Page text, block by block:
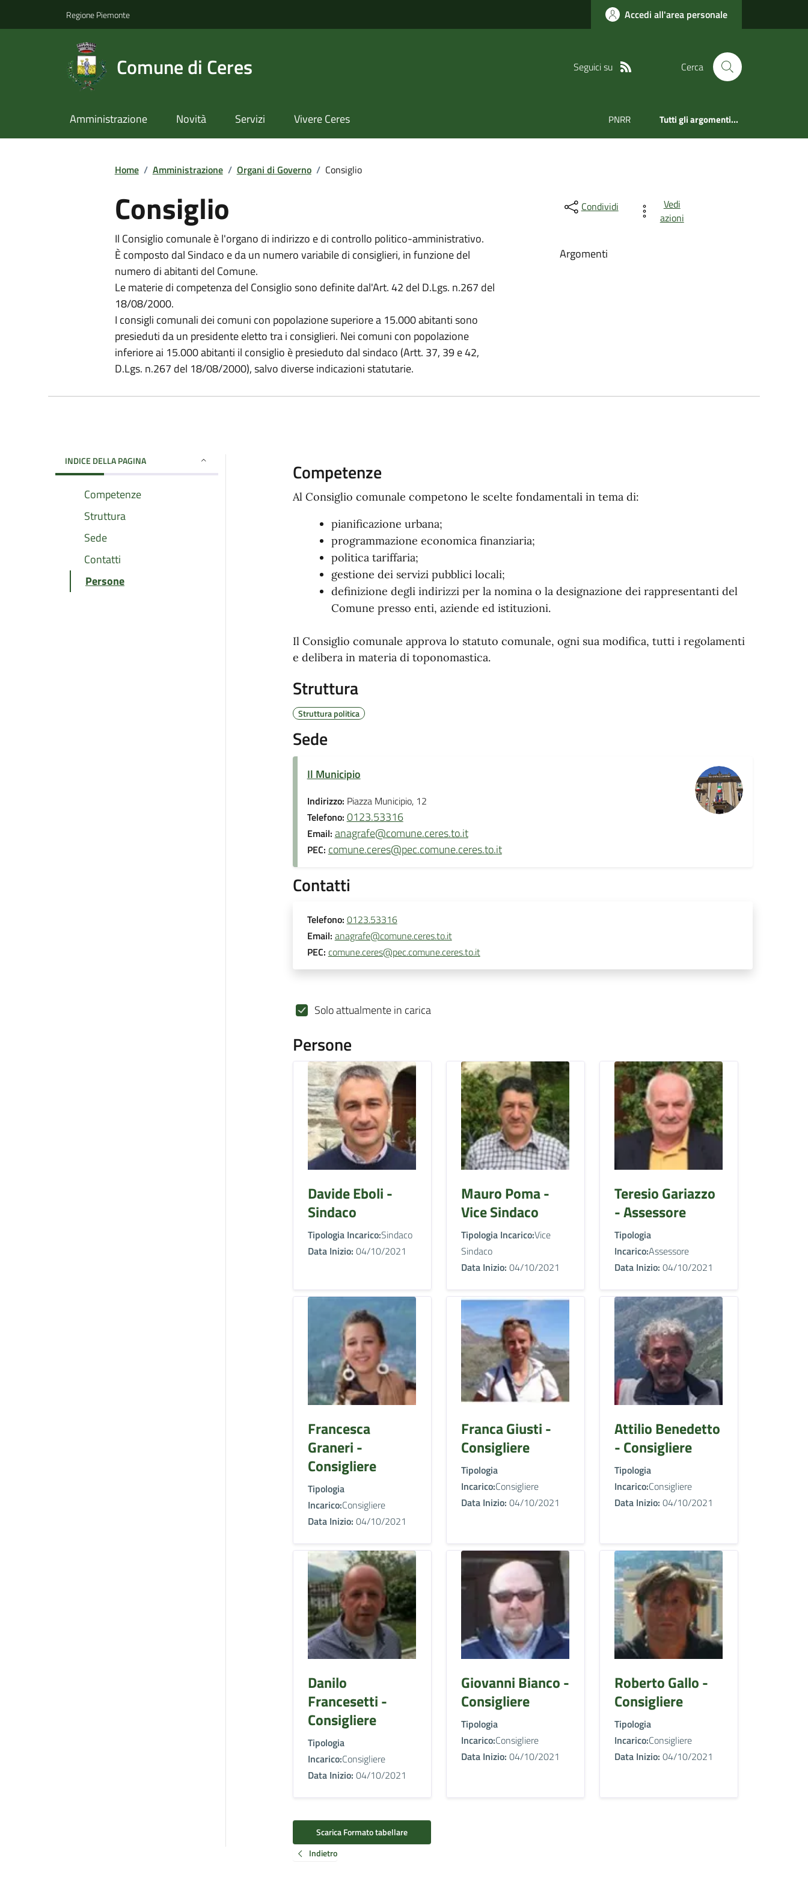
Regione Piemonte Accedi all'area personale
Comune di Ceres Seguici su Cerca
Amministrazione Novità Servizi Vivere Ceres PNRR Tutti gli argomenti...
Home / Amministrazione / Organi di Governo / Consiglio
Consiglio
Il Consiglio comunale è l'organo di indirizzo e di controllo politico-amministrativo.
È composto dal Sindaco e da un numero variabile di consiglieri, in funzione del
numero di abitanti del Comune.
Le materie di competenza del Consiglio sono definite dal'Art. 42 del D.Lgs. n.267 del
18/08/2000.
I consigli comunali dei comuni con popolazione superiore a 15.000 abitanti sono
presieduti da un presidente eletto tra i consiglieri. Nei comuni con popolazione
inferiore ai 15.000 abitanti il consiglio è presieduto dal sindaco (Artt. 37, 39 e 42,
D.Lgs. n.267 del 18/08/2000), salvo diverse indicazioni statutarie.
Condividi
Vedi
azioni
Argomenti
INDICE DELLA PAGINA
Competenze
Struttura
Sede
Contatti
Persone
Competenze
Al Consiglio comunale competono le scelte fondamentali in tema di:
pianificazione urbana;
programmazione economica finanziaria;
politica tariffaria;
gestione dei servizi pubblici locali;
definizione degli indirizzi per la nomina o la designazione dei rappresentanti del
Comune presso enti, aziende ed istituzioni.
Il Consiglio comunale approva lo statuto comunale, ogni sua modifica, tutti i regolamenti
e delibera in materia di toponomastica.
Struttura
Struttura politica
Sede
Il Municipio
Indirizzo: Piazza Municipio, 12
Telefono: 0123.53316
Email: anagrafe@comune.ceres.to.it
PEC: comune.ceres@pec.comune.ceres.to.it
Contatti
Telefono: 0123.53316
Email: anagrafe@comune.ceres.to.it
PEC: comune.ceres@pec.comune.ceres.to.it
Solo attualmente in carica
Persone
Davide Eboli -
Sindaco
Tipologia Incarico:Sindaco
Data Inizio: 04/10/2021
Mauro Poma -
Vice Sindaco
Tipologia Incarico:Vice
Sindaco
Data Inizio: 04/10/2021
Teresio Gariazzo
- Assessore
Tipologia
Incarico:Assessore
Data Inizio: 04/10/2021
Francesca
Graneri -
Consigliere
Tipologia
Incarico:Consigliere
Data Inizio: 04/10/2021
Franca Giusti -
Consigliere
Tipologia
Incarico:Consigliere
Data Inizio: 04/10/2021
Attilio Benedetto
- Consigliere
Tipologia
Incarico:Consigliere
Data Inizio: 04/10/2021
Danilo
Francesetti -
Consigliere
Tipologia
Incarico:Consigliere
Data Inizio: 04/10/2021
Giovanni Bianco -
Consigliere
Tipologia
Incarico:Consigliere
Data Inizio: 04/10/2021
Roberto Gallo -
Consigliere
Tipologia
Incarico:Consigliere
Data Inizio: 04/10/2021
Scarica Formato tabellare
Indietro